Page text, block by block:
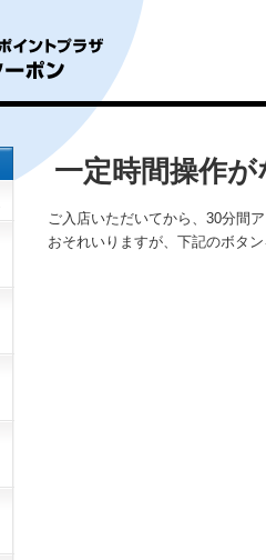
一定時間操作
ご入店いただいてから、30分間
おそれいりますが、下記のボタ